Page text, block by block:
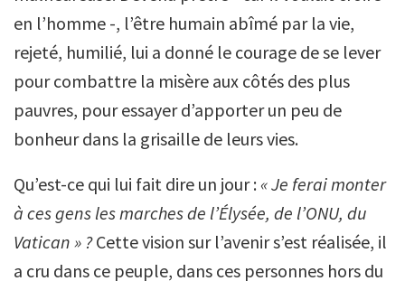
en l’homme -, l’être humain abîmé par la vie,
rejeté, humilié, lui a donné le courage de se lever
pour combattre la misère aux côtés des plus
pauvres, pour essayer d’apporter un peu de
bonheur dans la grisaille de leurs vies.
Qu’est-ce qui lui fait dire un jour : « Je ferai monter
à ces gens les marches de l’Élysée, de l’ONU, du
Vatican » ?Cette vision sur l’avenir s’est réalisée, il
a cru dans ce peuple, dans ces personnes hors du